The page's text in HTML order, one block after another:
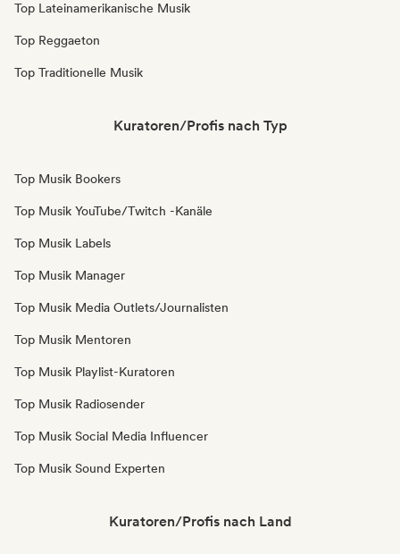
Top Lateinamerikanische Musik
Top Reggaeton
Top Traditionelle Musik
Kuratoren/Profis nach Typ
Top Musik Bookers
Top Musik YouTube/Twitch -Kanäle
Top Musik Labels
Top Musik Manager
Top Musik Media Outlets/Journalisten
Top Musik Mentoren
Top Musik Playlist-Kuratoren
Top Musik Radiosender
Top Musik Social Media Influencer
Top Musik Sound Experten
Kuratoren/Profis nach Land